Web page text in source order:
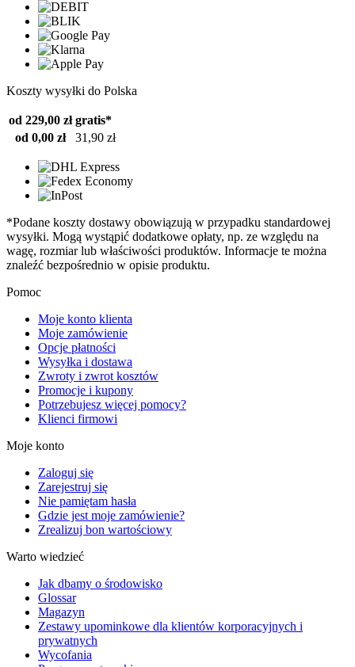
Koszty wysyłki do Polska
od 229,00 zł gratis*
od 0,00 zł
31,90 zł
*Podane koszty dostawy obowiązują w przypadku standardowej
wysyłki. Mogą wystąpić dodatkowe opłaty, np. ze względu na
wagę, rozmiar lub właściwości produktów. Informacje te można
znaleźć bezpośrednio w opisie produktu.
Pomoc
Moje konto klienta
Moje zamówienie
Opcje płatności
Wysyłka i dostawa
Zwroty i zwrot kosztów
Promocje i kupony
Potrzebujesz więcej pomocy?
Klienci firmowi
Moje konto
Zaloguj się
Zarejestruj się
Nie pamiętam hasła
Gdzie jest moje zamówienie?
Zrealizuj bon wartościowy
Warto wiedzieć
Jak dbamy o środowisko
Glossar
Magazyn
Zestawy upominkowe dla klientów korporacyjnych i
prywatnych
Wycofania